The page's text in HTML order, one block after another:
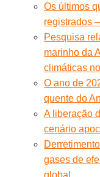
Os últimos
registrados
Pesquisa
marinho da
climáticas
O ano de
quente do
A liberação
cenário
gases de
global